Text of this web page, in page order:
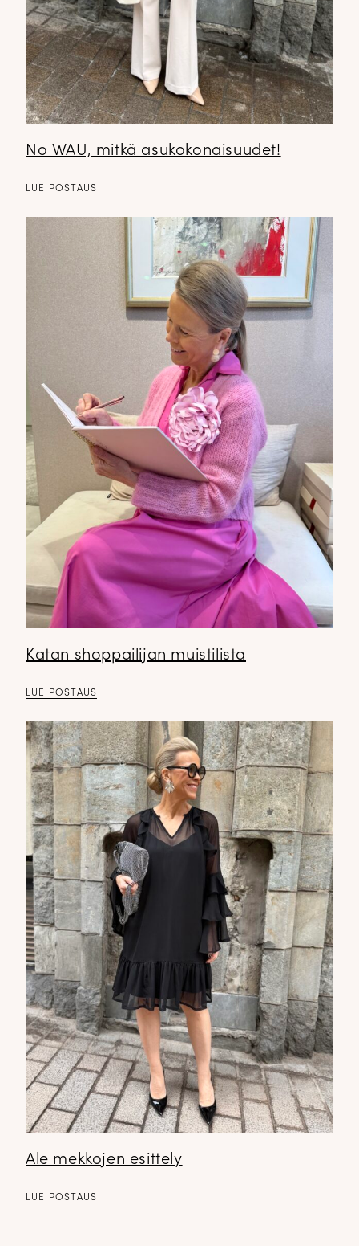
No WAU, mitkä asukokonaisuudet!
LUE POSTAUS
Katan shoppailijan muistilista
LUE POSTAUS
Ale mekkojen esittely
LUE POSTAUS